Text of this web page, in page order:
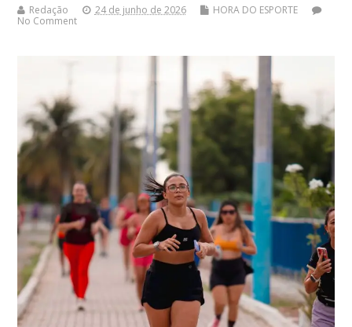
Redação 24 de junho de 2026
HORA DO ESPORTE
No Comment